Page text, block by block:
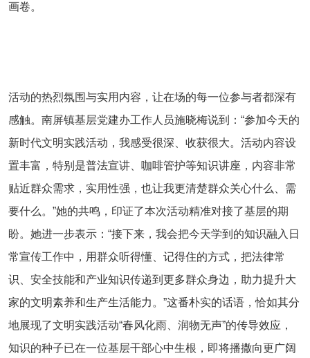
画卷。
活动的热烈氛围与实用内容，让在场的每一位参与者都深有
感触。南屏镇基层党建办工作人员施晓梅说到：“参加今天的
新时代文明实践活动，我感受很深、收获很大。活动内容设
置丰富，特别是普法宣讲、咖啡管护等知识讲座，内容非常
贴近群众需求，实用性强，也让我更清楚群众关心什么、需
要什么。”她的共鸣，印证了本次活动精准对接了基层的期
盼。她进一步表示：“接下来，我会把今天学到的知识融入日
常宣传工作中，用群众听得懂、记得住的方式，把法律常
识、安全技能和产业知识传递到更多群众身边，助力提升大
家的文明素养和生产生活能力。”这番朴实的话语，恰如其分
地展现了文明实践活动“春风化雨、润物无声”的传导效应，
知识的种子已在一位基层干部心中生根，即将播撒向更广阔